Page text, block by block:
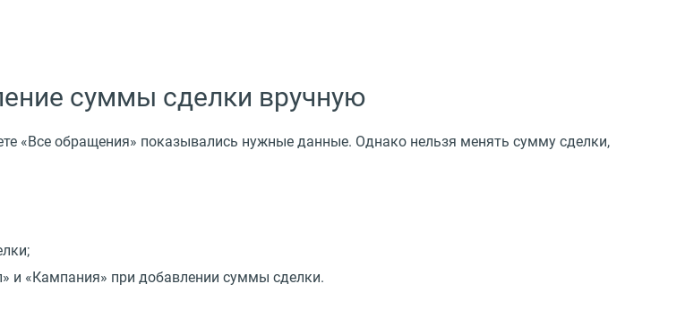
суммы сделки вручную
«Все обращения» показывались нужные данные. Однако нельзя менять сумму сделки,
и «Кампания» при добавлении суммы сделки.